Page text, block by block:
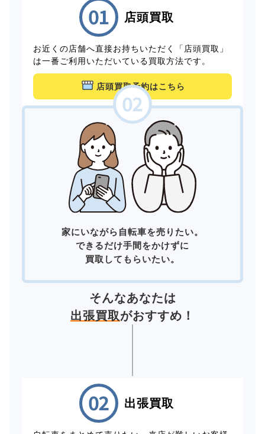
店頭買取
お近くの店舗へ直接お持ちいただく「店頭買取」
は一番ご利用いただいている買取方法です。
店頭買取予約はこちら
家にいながら自転車を売りたい。
できるだけ手間をかけずに
買取してもらいたい。
そんなあなたは
出張買取がおすすめ！
出張買取